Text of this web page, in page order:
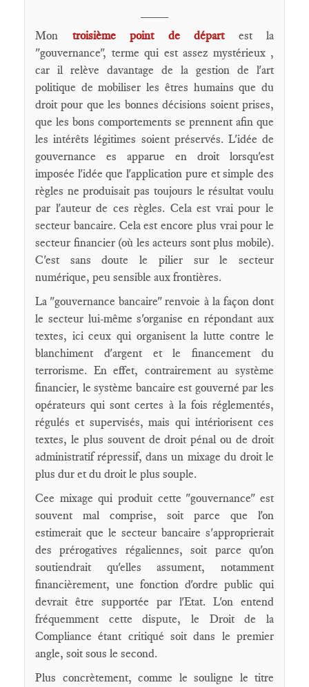
Mon troisième point de départest la
"gouvernance", terme qui est assez mystérieux ,
car il relève davantage de la gestion de l'art
politique de mobiliser les êtres humains que du
droit pour que les bonnes décisions soient prises,
que les bons comportements se prennent afin que
les intérêts légitimes soient préservés. L'idée de
gouvernance es apparue en droit lorsqu'est
imposée l'idée que l'application pure et simple des
règles ne produisait pas toujours le résultat voulu
par l'auteur de ces règles. Cela est vrai pour le
secteur bancaire. Cela est encore plus vrai pour le
secteur financier (où les acteurs sont plus mobile).
C'est sans doute le pilier sur le secteur
numérique, peu sensible aux frontières.
La "gouvernance bancaire" renvoie à la façon dont
le secteur lui-même s'organise en répondant aux
textes, ici ceux qui organisent la lutte contre le
blanchiment d'argent et le financement du
terrorisme. En effet, contrairement au système
financier, le système bancaire est gouverné par les
opérateurs qui sont certes à la fois réglementés,
régulés et supervisés, mais qui intériorisent ces
textes, le plus souvent de droit pénal ou de droit
administratif répressif, dans un mixage du droit le
plus dur et du droit le plus souple.
Cee mixage qui produit cette "gouvernance" est
souvent mal comprise, soit parce que l'on
estimerait que le secteur bancaire s'approprierait
des prérogatives régaliennes, soit parce qu'on
soutiendrait qu'elles assument, notamment
financièrement, une fonction d'ordre public qui
devrait être supportée par l'Etat. L'on entend
fréquemment cette dispute, le Droit de la
Compliance étant critiqué soit dans le premier
angle, soit sous le second.
Plus concrètement, comme le souligne le titre